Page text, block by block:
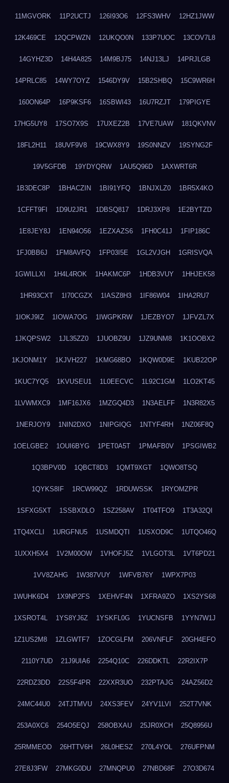
11MGVORK 11P2UCTJ 126I93O6 12FS3WHV 12HZ1JWW
12K469CE 12QCPWZN 12UKQO0N 133P7UOC 13COV7L8
14GYHZ3D 14H4A825 14M9BJ75 14NJ13LJ 14PRJLGB
14PRLC85 14WY7OYZ 1546DY9V 15B2SHBQ 15C9WR6H
160ON64P 16P9KSF6 16SBWI43 16U7RZJT 179PIGYE
17HG5UY8 17SO7X9S 17UXEZ2B 17VE7UAW 181QKVNV
18FL2H11 18UVF9V8 19CWX8Y9 19S0NNZV 19SYNG2F
19V5GFDB 19YDYQRW 1AU5Q96D 1AXWRT6R
1B3DEC8P 1BHACZIN 1BI91YFQ 1BNJXLZ0 1BR5X4KO
1CFFT9FI 1D9U2JR1 1DBSQ817 1DRJ3XP8 1E2BYTZD
1E8JEY8J 1EN94O56 1EZXAZS6 1FH0C41J 1FIP186C
1FJ0BB6J 1FM8AVFQ 1FP03I5E 1GL2VJGH 1GRISVQA
1GWILLXI 1H4L4ROK 1HAKMC6P 1HDB3VUY 1HHJEK58
1HR93CXT 1I70CGZX 1IASZ8H3 1IF86W04 1IHA2RU7
1IOKJ9IZ 1IOWA7OG 1IWGPKRW 1JEZBYO7 1JFVZL7X
1JKQPSW2 1JL35ZZ0 1JUOBZ9U 1JZ9UNM8 1K1OOBX2
1KJONM1Y 1KJVH227 1KMG68BO 1KQW0D9E 1KUB22OP
1KUC7YQ5 1KVUSEU1 1L0EECVC 1L92C1GM 1LO2KT45
1LVWMXC9 1MF16JX6 1MZGQ4D3 1N3AELFF 1N3R82X5
1NERJOY9 1NIN2DXO 1NIPGIQG 1NTYF4RH 1NZ06F8Q
1OELGBE2 1OUI6BYG 1PET0A5T 1PMAFB0V 1PSGIWB2
1Q3BPV0D 1QBCT8D3 1QMT9XGT 1QWO8TSQ
1QYKS8IF 1RCW99QZ 1RDUWSSK 1RYOMZPR
1SFXG5XT 1SSBXDLO 1SZ258AV 1T04TFO9 1T3A32QI
1TQ4XCLI 1URGFNU5 1USMDQTI 1USXOD9C 1UTQO46Q
1UXXH5X4 1V2M00OW 1VHOFJ5Z 1VLGOT3L 1VT6PD21
1VV8ZAHG 1W387VUY 1WFVB76Y 1WPX7P03
1WUHK6D4 1X9NP2FS 1XEHVF4N 1XFRA9ZO 1XS2YS68
1XSROT4L 1YS8YJ6Z 1YSKFL0G 1YUCNSFB 1YYN7W1J
1Z1US2M8 1ZLGWTF7 1ZOCGLFM 206VNFLF 20GH4EFO
2110Y7UD 21J9UIA6 2254Q10C 226DDKTL 22R2IX7P
22RDZ3DD 22S5F4PR 22XXR3UO 232PTAJG 24AZ56D2
24MC44U0 24TJTMVU 24XS3FEV 24YV1LVI 252T7VNK
253A0XC6 254O5EQJ 258OBXAU 25JR0XCH 25Q8956U
25RMMEOD 26HTTV6H 26L0HESZ 270L4YOL 276UFPNM
27E8J3FW 27MKG0DU 27MNQPU0 27NBD68F 27O3D674